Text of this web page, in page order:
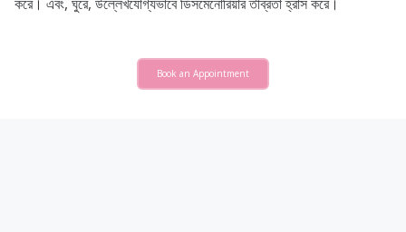
Book an Appointment